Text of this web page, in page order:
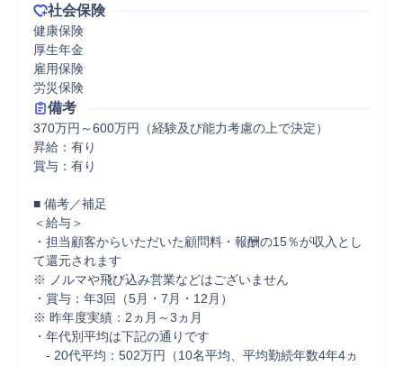
社会保険
健康保険
厚生年金
雇用保険
労災保険
備考
370万円～600万円（経験及び能力考慮の上で決定）
昇給：有り
賞与：有り
■ 備考／補足
＜給与＞
・担当顧客からいただいた顧問料・報酬の15％が収入とし
て還元されます
※ ノルマや飛び込み営業などはございません
・賞与：年3回（5月・7月・12月）
※ 昨年度実績：2ヵ月～3ヵ月
・年代別平均は下記の通りです
- 20代平均：502万円（10名平均、平均勤続年数4年4ヵ